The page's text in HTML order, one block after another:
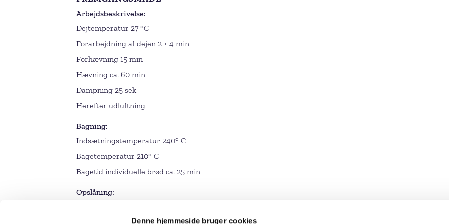
Denne hjemmeside bruger cookies
Arbejdsbeskrivelse
Dejtemperatur 27 °C
Forarbejdning af dejen 2 + 4 min
Forhævning 15 min
Hævning ca. 60 min
Dampning 25 sek
Herefter udluftning
Bagning
Indsætningstemperatur 240° C
Bagetemperatur 210° C
Bagetid individuelle brød ca. 25 min
Opslåning